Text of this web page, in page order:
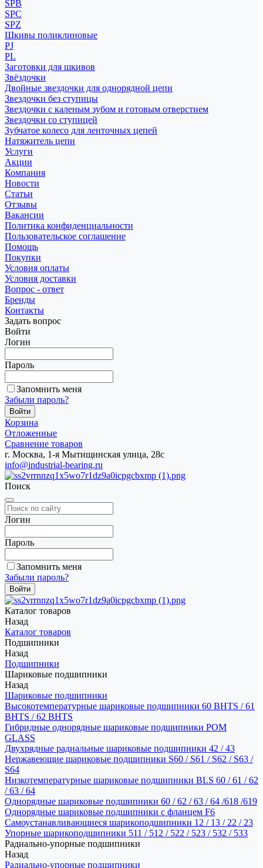
SPB
SPC
SPZ
Шкивы поликлиновые
PJ
PL
Заготовки для шкивов
Звёздочки
Двойные звездочки для однорядной цепи
Звездочки без ступицы
Звездочки с каленым зубом и готовым отверстием
Звездочки со ступицей
Зубчатое колесо для ленточных цепей
Натяжитель цепи
Услуги
Акции
Компания
Новости
Статьи
Отзывы
Вакансии
Политика конфиденциальности
Пользовательское соглашение
Помощь
Покупки
Условия оплаты
Условия доставки
Вопрос - ответ
Бренды
Контакты
Задать вопрос
Войти
Логин
Пароль
Запомнить меня
Забыли пароль?
Корзина
Отложенные
Сравнение товаров
г. Москва, 1-я Мытищинская улица, 28с
info@industrial-bearing.ru
Поиск
Логин
Пароль
Запомнить меня
Забыли пароль?
Каталог товаров
Назад
Каталог товаров
Подшипники
Назад
Подшипники
Шариковые подшипники
Назад
Шариковые подшипники
Высокотемпературные шариковые подшипники 60 BHTS / 61
BHTS / 62 BHTS
Гибридные однорядные шариковые подшипники POM
GLASS
Двухрядные радиальные шариковые подшипники 42 / 43
Нержавеющие шариковые подшипники S60 / S61 / S62 / S63 /
S64
Низкотемпературные шариковые подшипники BLS 60 / 61 / 62
/ 63 / 64
Однорядные шариковые подшипники 60 / 62 / 63 / 64 /618 /619
Однорядные шариковые подшипники с фланцем F6
Самоустанавливающиеся шарикоподшипники 12 / 13 / 22 / 23
Упорные шарикоподшипники 511 / 512 / 522 / 523 / 532 / 533
Радиально-упорные подшипники
Назад
Радиально-упорные подшипники